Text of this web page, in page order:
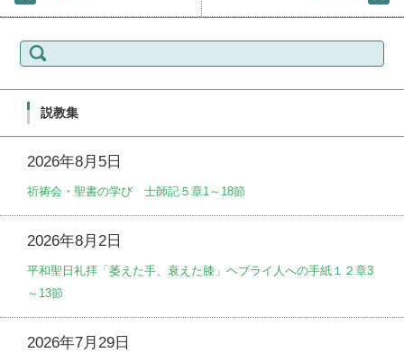
索:
説教集
2026年8月5日
祈祷会・聖書の学び 士師記５章1～18節
2026年8月2日
平和聖日礼拝「萎えた手、衰えた膝」ヘブライ人への手紙１２章3
～13節
2026年7月29日